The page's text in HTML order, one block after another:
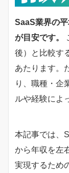
SaaS業界の
が目安です。
後）と比較す
あたります。
り、職種・企
ルや経験によ
本記事では、
から年収を左
実現するため